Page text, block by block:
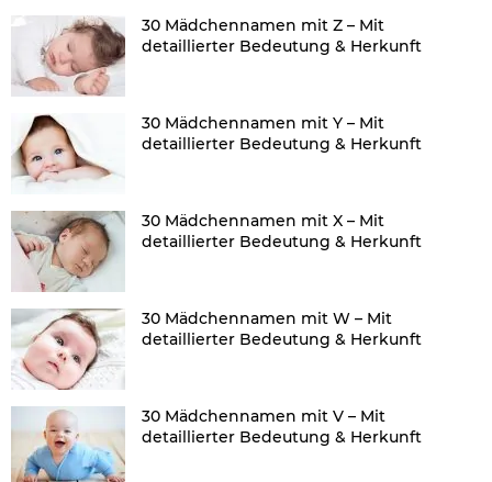
30 Mädchennamen mit Z – Mit
detaillierter Bedeutung & Herkunft
30 Mädchennamen mit Y – Mit
detaillierter Bedeutung & Herkunft
30 Mädchennamen mit X – Mit
detaillierter Bedeutung & Herkunft
30 Mädchennamen mit W – Mit
detaillierter Bedeutung & Herkunft
30 Mädchennamen mit V – Mit
detaillierter Bedeutung & Herkunft